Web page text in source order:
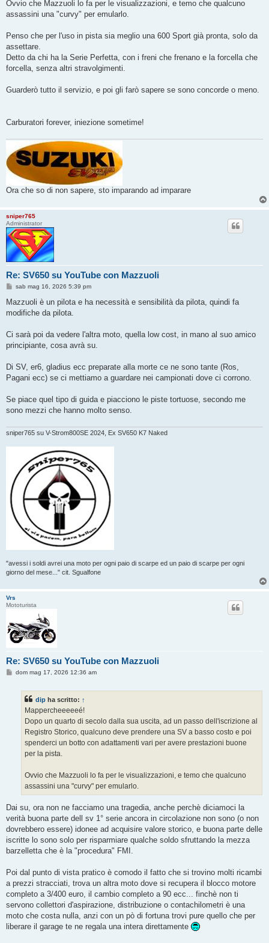
Ovvio che Mazzuoli lo fa per le visualizzazioni, e temo che qualcuno
assassini una "curvy" per emularlo.
Penso che per l'uso in pista sia meglio una 600 Sport già pronta, solo da
assettare.
Detto da chi ha la Serie Perfetta, con i freni che frenano e la forcella che
forcella, senza altri stravolgimenti.
Guarderò tutto il servizio, e poi gli farò sapere se sono concorde o meno.
Carburatori forever, iniezione sometime!
Ora che so di non sapere, sto imparando ad imparare
sniper765
Administrator
Re: SV650 su YouTube con Mazzuoli
M
s
a
o
sab mag 16, 2026 5:39 pm
Mazzuoli è un pilota e ha necessità e sensibilità da pilota, quindi fa
modifiche da pilota.
Ci sarà poi da vedere l'altra moto, quella low cost, in mano al suo amico
principiante, cosa avrà su.
Di SV, er6, gladius ecc preparate alla morte ce ne sono tante (Ros,
Pagani ecc) se ci mettiamo a guardare nei campionati dove ci corrono.
Se piace quel tipo di guida e piacciono le piste tortuose, secondo me
sono mezzi che hanno molto senso.
sniper765 su V-Strom800SE 2024, Ex SV650 K7 Naked
"avessi i soldi avrei una moto per ogni paio di scarpe ed un paio di scarpe per ogni
giorno del mese..." cit. Sgualfone
Vrs
Mototurista
Re: SV650 su YouTube con Mazzuoli
Mdom mag 17, 2026 12:36 am
dip ha scritto: ↑
Mappercheeeeeé!
Dopo un quarto di secolo dalla sua uscita, ad un passo dell'iscrizione al
Registro Storico, qualcuno deve prendere una SV a basso costo e poi
spenderci un botto con adattamenti vari per avere prestazioni buone
per la pista.
Ovvio che Mazzuoli lo fa per le visualizzazioni, e temo che qualcuno
assassini una "curvy" per emularlo.
Dai su, ora non ne facciamo una tragedia, anche perchè diciamoci la
verità buona parte dell sv 1° serie ancora in circolazione non sono (o non
dovrebbero essere) idonee ad acquisire valore storico, e buona parte delle
iscritte lo sono solo per risparmiare qualche soldo sfruttando la mezza
barzelletta che è la "procedura" FMI.
Poi dal punto di vista pratico è comodo il fatto che si trovino molti ricambi
a prezzi stracciati, trova un altra moto dove si recupera il blocco motore
completo a 3/400 euro, il cambio completo a 90 ecc... finchè non ti
servono collettori d'aspirazione, distribuzione o contachilometri è una
moto che costa nulla, anzi con un pò di fortuna trovi pure quello che per
liberare il garage te ne regala una intera direttamente